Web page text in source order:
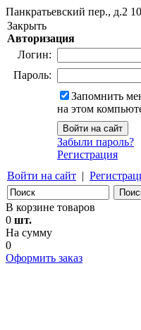
Панкратьевский пер., д.2
Закрыть
Авторизация
Логин:
Пароль:
Запомнить
на этом
Забыли пароль?
Регистрация
Войти на сайт |
В корзине товаров
0 шт.
На сумму
0
Оформить заказ